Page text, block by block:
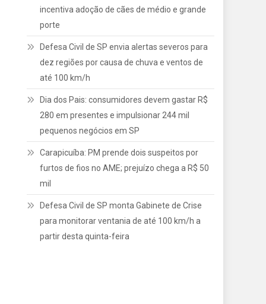
incentiva adoção de cães de médio e grande
porte
Defesa Civil de SP envia alertas severos para
dez regiões por causa de chuva e ventos de
até 100 km/h
Dia dos Pais: consumidores devem gastar R$
280 em presentes e impulsionar 244 mil
pequenos negócios em SP
Carapicuíba: PM prende dois suspeitos por
furtos de fios no AME; prejuízo chega a R$ 50
mil
Defesa Civil de SP monta Gabinete de Crise
para monitorar ventania de até 100 km/h a
partir desta quinta-feira